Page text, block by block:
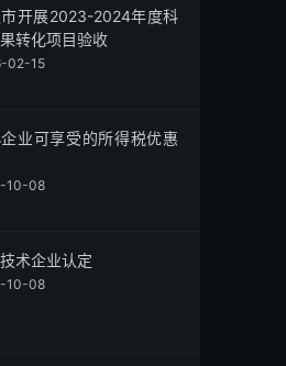
开展2023-2024年度科
转化项目验收
02-15
业可享受的所得税优惠
10-08
术企业认定
10-08